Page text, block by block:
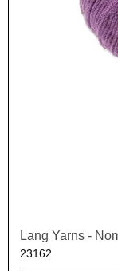
Lang Yarns -
23162